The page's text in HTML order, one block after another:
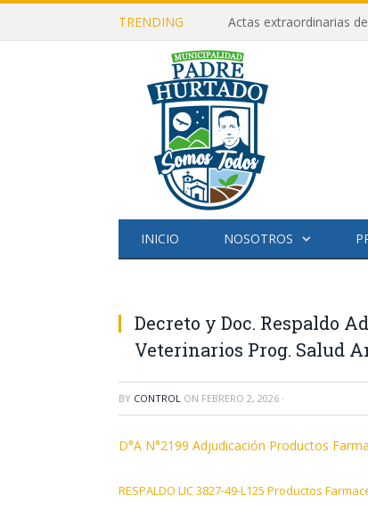
TRENDING Actas extraordinarias
INICIO NOSOTROS
Decreto y Doc. Respaldo
Veterinarios Prog. Salud
BY CONTROL ON FEBRERO 2, 2026 ·
D°A N°2199 Adjudicación Productos
RESPALDO LIC 3827-49-L125 Productos